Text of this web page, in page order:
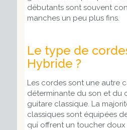
débutants sont souvent
manches un peu plus fins.
Le type de
Hybride ?
Les cordes sont une autre
déterminante du son et du
guitare classique. La
classiques sont équipées
qui offrent un toucher